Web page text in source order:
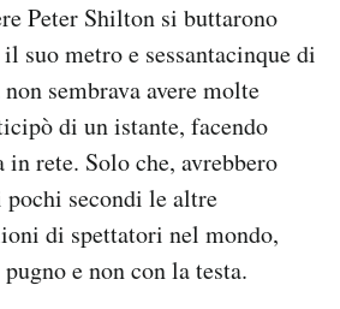
Peter Shilton si buttarono
suo metro e sessantacinque di
sembrava avere molte
di un istante, facendo
rete. Solo che, avrebbero
secondi le altre
di spettatori nel mondo,
e non con la testa.